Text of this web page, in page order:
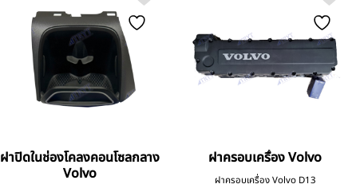
ฝาปิดในช่องโคลงคอนโซลกลาง
Volvo
ฝาครอบเครื่อง Volvo
ฝาครอบเครื่อง Volvo D13